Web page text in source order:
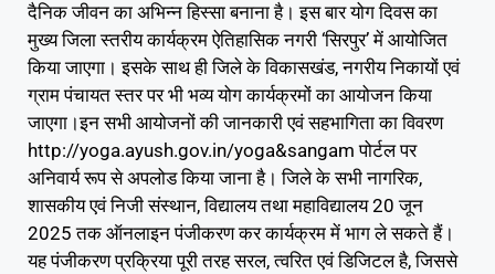
दैनिक जीवन का अभिन्न हिस्सा बनाना है। इस बार योग दिवस का
मुख्य जिला स्तरीय कार्यक्रम ऐतिहासिक नगरी ‘सिरपुर’ में आयोजित
किया जाएगा। इसके साथ ही जिले के विकासखंड, नगरीय निकायों एवं
ग्राम पंचायत स्तर पर भी भव्य योग कार्यक्रमों का आयोजन किया
जाएगा।इन सभी आयोजनों की जानकारी एवं सहभागिता का विवरण
http://yoga.ayush.gov.in/yoga&sangam पोर्टल पर
अनिवार्य रूप से अपलोड किया जाना है। जिले के सभी नागरिक,
शासकीय एवं निजी संस्थान, विद्यालय तथा महाविद्यालय 20 जून
2025 तक ऑनलाइन पंजीकरण कर कार्यक्रम में भाग ले सकते हैं।
यह पंजीकरण प्रक्रिया पूरी तरह सरल, त्वरित एवं डिजिटल है, जिससे